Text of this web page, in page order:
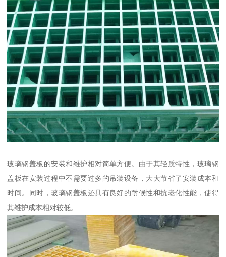
玻璃钢盖板的安装和维护相对简单方便。由于其轻质特性，玻璃钢
盖板在安装过程中不需要过多的吊装设备，大大节省了安装成本和
时间。同时，玻璃钢盖板还具有良好的耐候性和抗老化性能，使得
其维护成本相对较低。